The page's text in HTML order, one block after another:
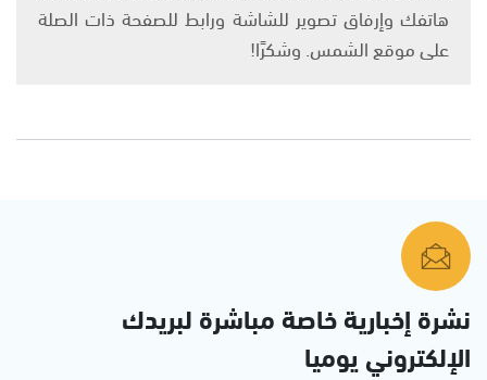
هاتفك وإرفاق تصوير للشاشة ورابط للصفحة ذات الصلة
على موقع الشمس. وشكرًا!
نشرة إخبارية خاصة مباشرة لبريدك
الإلكتروني يوميا